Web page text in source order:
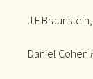
J.F
Daniel Cohen